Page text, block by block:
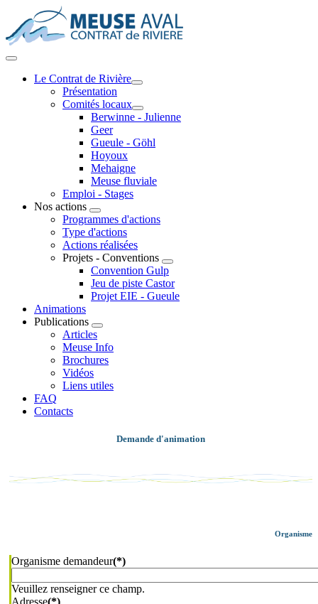
Le Contrat de Rivière
Présentation
Comités locaux
Berwinne - Julienne
Geer
Gueule - Göhl
Hoyoux
Mehaigne
Meuse fluviale
Emploi - Stages
Nos actions
Programmes d'actions
Type d'actions
Actions réalisées
Projets - Conventions
Convention Gulp
Jeu de piste Castor
Projet EIE - Gueule
Animations
Publications
Articles
Meuse Info
Brochures
Vidéos
Liens utiles
FAQ
Contacts
Demande d'animation
Organisme
Organisme demandeur(*)
Veuillez renseigner ce champ.